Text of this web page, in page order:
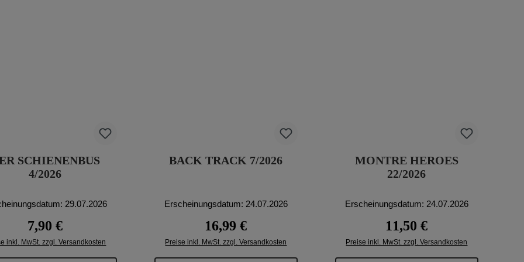
SCHIENENBUS
4/2026
29.07.2026
Regulärer Preis:
7,90 €
inkl. MwSt. zzgl. Versandkosten
BACK TRACK 7/2026
Erscheinungsdatum: 24.07.2026
Regulärer Preis:
16,99 €
Preise inkl. MwSt. zzgl. Versandkosten
MONTRE HEROES
22/2026
Erscheinungsdatum: 24.07.2026
Regulärer Preis:
11,50 €
Preise inkl. MwSt. zzgl. Versandkosten